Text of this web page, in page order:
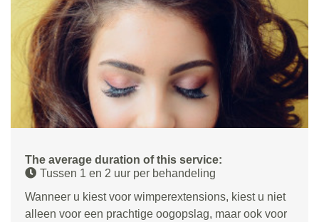
The average duration of this service:
Tussen 1 en 2 uur per behandeling
Wanneer u kiest voor wimperextensions, kiest u niet
alleen voor een prachtige oogopslag, maar ook voor